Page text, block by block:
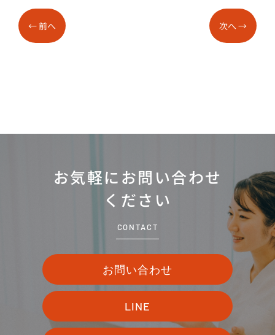
←前へ 次へ →
お気軽にお問い合わせ
ください
CONTACT
お問い合わせ
LINE